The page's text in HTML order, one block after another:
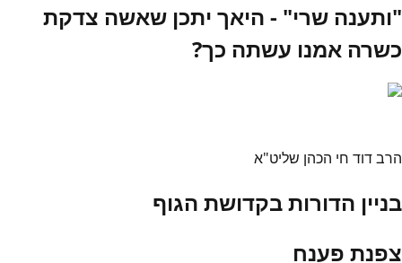
"ותענה שרי" - היאך יתכן שאשה צדקת
כשרה אמנו עשתה כך?
הרב דוד חי הכהן שליט"א
בניין הדורות בקדושת הגוף
צפנת פענח